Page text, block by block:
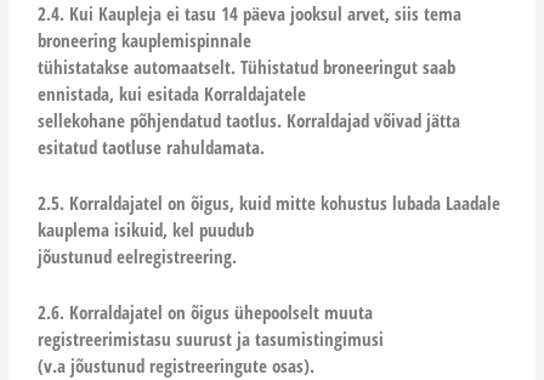
2.4. Kui Kaupleja ei tasu 14 päeva jooksul arvet, siis tema
broneering kauplemispinnale
tühistatakse automaatselt. Tühistatud broneeringut saab
ennistada, kui esitada Korraldajatele
sellekohane põhjendatud taotlus. Korraldajad võivad jätta
esitatud taotluse rahuldamata.
2.5. Korraldajatel on õigus, kuid mitte kohustus lubada Laadale
kauplema isikuid, kel puudub
jõustunud eelregistreering.
2.6. Korraldajatel on õigus ühepoolselt muuta
registreerimistasu suurust ja tasumistingimusi
(v.a jõustunud registreeringute osas).